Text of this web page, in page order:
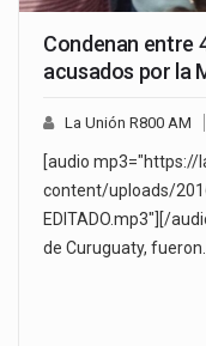
Condenan entre
acusados por la
La Unión R800 AM
[audio mp3="https://
content/uploads/
EDITADO.mp3"][/
de Curuguaty, fueron…